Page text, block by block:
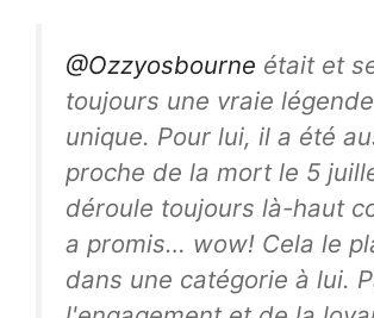
@Ozzyosbourne était et
toujours une vraie
unique. Pour lui, il a été
proche de la mort le 5
déroule toujours là-haut
a promis… wow! Cela le
dans une catégorie à lui.